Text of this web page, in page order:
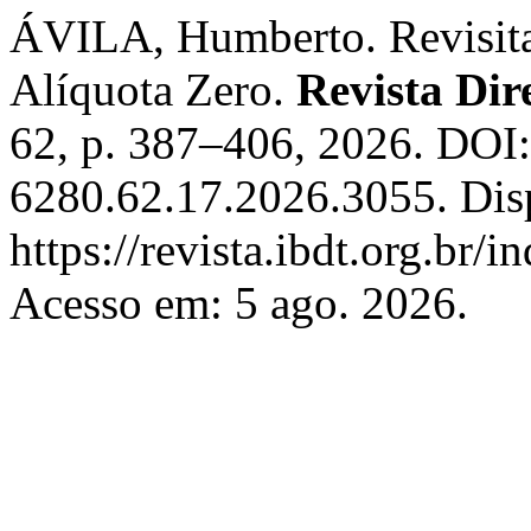
ÁVILA, Humberto.
Alíquota Zero. Revista
62, p. 387–406, 2026.
6280.62.17.2026.3055.
https://revista.ibdt.org.br/
Acesso em: 5 ago. 2026.